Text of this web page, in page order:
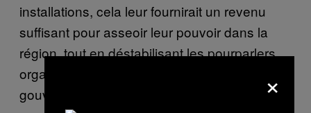
installations, cela leur fournirait un revenu
suffisant pour asseoir leur pouvoir dans la
région, tout en déstabilisant les pourparlers
organisés par l’ONU dans le but d’établir un
gouvernement d’unité nationale.
×